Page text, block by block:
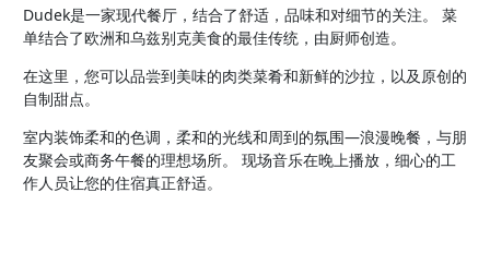
Dudek是一家现代餐厅，结合了舒适，品味和对细节的关注。 菜
单结合了欧洲和乌兹别克美食的最佳传统，由厨师创造。
在这里，您可以品尝到美味的肉类菜肴和新鲜的沙拉，以及原创的
自制甜点。
室内装饰柔和的色调，柔和的光线和周到的氛围—浪漫晚餐，与朋
友聚会或商务午餐的理想场所。 现场音乐在晚上播放，细心的工
作人员让您的住宿真正舒适。